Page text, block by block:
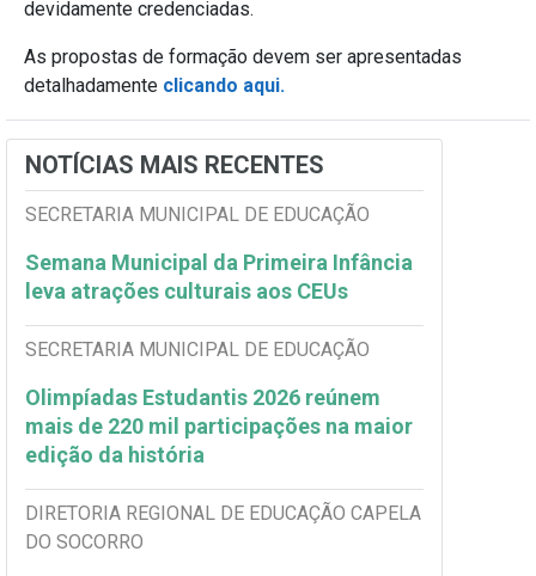
devidamente credenciadas.
As propostas de formação devem ser apresentadas
detalhadamente clicando aqui.
NOTÍCIAS MAIS RECENTES
SECRETARIA MUNICIPAL DE EDUCAÇÃO
Semana Municipal da Primeira Infância
leva atrações culturais aos CEUs
SECRETARIA MUNICIPAL DE EDUCAÇÃO
Olimpíadas Estudantis 2026 reúnem
mais de 220 mil participações na maior
edição da história
DIRETORIA REGIONAL DE EDUCAÇÃO CAPELA
DO SOCORRO